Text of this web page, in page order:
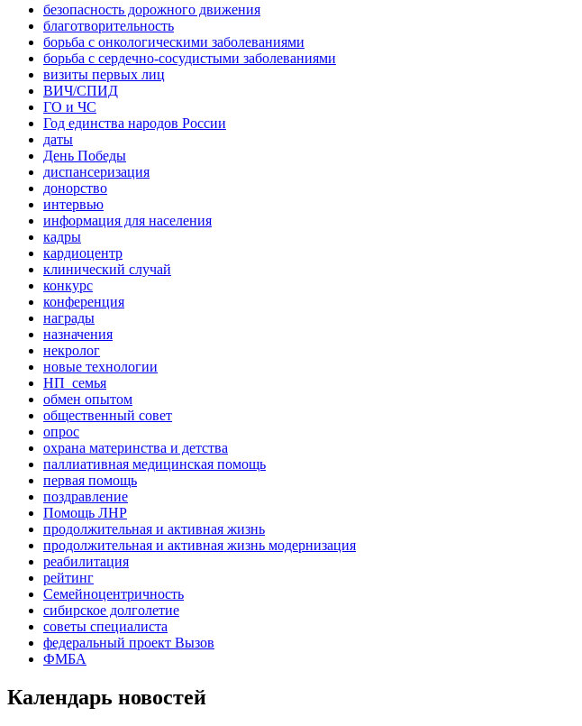
безопасность дорожного движения
благотворительность
борьба с онкологическими заболеваниями
борьба с сердечно-сосудистыми заболеваниями
визиты первых лиц
ВИЧ/СПИД
ГО и ЧС
Год единства народов России
даты
День Победы
диспансеризация
донорство
интервью
информация для населения
кадры
кардиоцентр
клинический случай
конкурс
конференция
награды
назначения
некролог
новые технологии
НП_семья
обмен опытом
общественный совет
опрос
охрана материнства и детства
паллиативная медицинская помощь
первая помощь
поздравление
Помощь ЛНР
продолжительная и активная жизнь
продолжительная и активная жизнь модернизация
реабилитация
рейтинг
Семейноцентричность
сибирское долголетие
советы специалиста
федеральный проект Вызов
ФМБА
Календарь новостей